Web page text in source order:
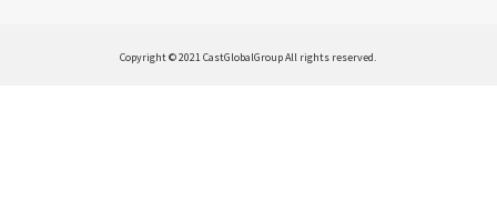
Copyright © 2021 CastGlobalGroup All rights reserved.